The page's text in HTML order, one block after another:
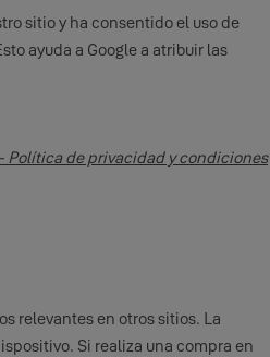
sitio y ha consentido el uso de
ayuda a Google a atribuir las
Política de privacidad y condiciones
relevantes en otros sitios. La
Si realiza una compra en